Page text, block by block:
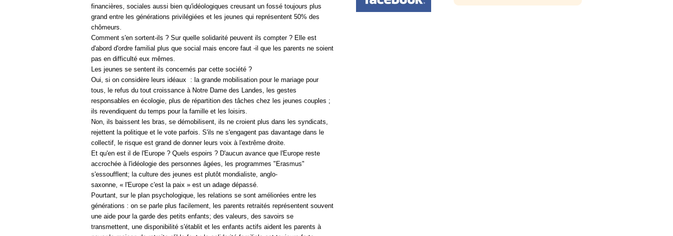
financières, sociales aussi bien qu'idéologiques creusant un fossé toujours plus
grand entre les générations privilégiées et les jeunes qui représentent 50% des
chômeurs.
Comment s'en sortent-ils ? Sur quelle solidarité peuvent ils compter ? Elle est
d'abord d'ordre familial plus que social mais encore faut -il que les parents ne soient
pas en difficulté eux mêmes.
Les jeunes se sentent ils concernés par cette société ?
Oui, si on considère leurs idéaux : la grande mobilisation pour le mariage pour
tous, le refus du tout croissance à Notre Dame des Landes, les gestes
responsables en écologie, plus de répartition des tâches chez les jeunes couples ;
ils revendiquent du temps pour la famille et les loisirs.
Non, ils baissent les bras, se démobilisent, ils ne croient plus dans les syndicats,
rejettent la politique et le vote parfois. S'ils ne s'engagent pas davantage dans le
collectif, le risque est grand de donner leurs voix à l'extrême droite.
Et qu'en est il de l'Europe ? Quels espoirs ? D'aucun avance que l'Europe reste
accrochée à l'idéologie des personnes âgées, les programmes "Erasmus"
s'essoufflent; la culture des jeunes est plutôt mondialiste, anglo-
saxonne, « l'Europe c'est la paix » est un adage dépassé.
Pourtant, sur le plan psychologique, les relations se sont améliorées entre les
générations : on se parle plus facilement, les parents retraités représentent souvent
une aide pour la garde des petits enfants; des valeurs, des savoirs se
transmettent, une disponibilité s'établit et les enfants actifs aident les parents à